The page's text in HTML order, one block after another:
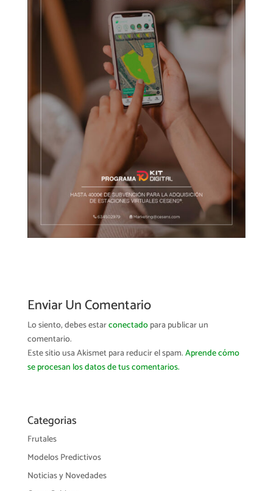
Enviar Un Comentario
Lo siento, debes estarconectadopara publicar un
comentario.
Este sitio usa Akismet para reducir el spam.Aprende cómo
se procesan los datos de tus comentarios.
Categorias
Frutales
Modelos Predictivos
Noticias y Novedades